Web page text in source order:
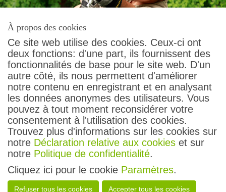
Contact
Conditions générales
Protection des données
Droit des passagers
Impressum
Suivez-nous
Tous droits réservés
À propos des cookies
Ce site web utilise des cookies. Ceux-ci ont
deux fonctions: d'une part, ils fournissent des
fonctionnalités de base pour le site web. D'un
autre côté, ils nous permettent d'améliorer
notre contenu en enregistrant et en analysant
les données anonymes des utilisateurs. Vous
pouvez à tout moment reconsidérer votre
consentement à l'utilisation des cookies.
Trouvez plus d'informations sur les cookies sur
notre Déclaration relative aux cookies et sur
notre Politique de confidentialité.
Cliquez ici pour le cookie Paramètres.
Refuser tous les cookies Accepter tous les cookies